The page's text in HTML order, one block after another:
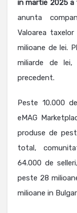
in martie 2025 a
anunta
Valoarea
milioane de lei.
miliarde de
precedent.
Peste 10.000
eMAG
produse de
total,
64.000 de
peste 28
milioane in